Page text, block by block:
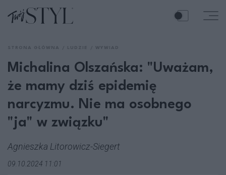
Michalina Olszańska: "Uważam,
że mamy dziś epidemię
narcyzmu. Nie ma osobnego
"ja" w związku"
Agnieszka Litorowicz-Siegert
09.10.2024 11:01